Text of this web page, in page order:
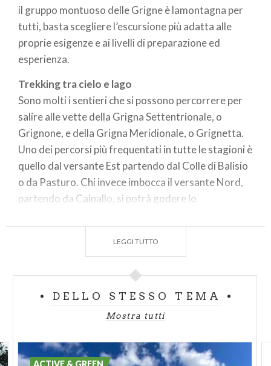
il gruppo montuoso delle Grigne è lamontagna per
tutti, basta scegliere l’escursione più adatta alle
proprie esigenze e ai livelli di preparazione ed
esperienza.
Trekking tra cielo e lago
Sono molti i sentieri che si possono percorrere per
salire alle vette della Grigna Settentrionale, o
Grignone, e della Grigna Meridionale, o Grignetta.
Uno dei percorsi più frequentati in tutte le stagioni è
quello dal versante Est partendo dal Colle di Balisio
o da Pasturo. Chi invece imbocca il versante Nord,
partendo da Cainallo, si potrà godere lo
rifugio Bogani, attraversa la Conca di Moncodeno.
Ovest partendo dal rifugio Bietti, lungo la via del
Guzzi, oppure seguendo il “Caminetto” o
l’emozionante ferrata del Sasso dei Carbonari.
Dai Piani dei Resinelli parte una comoda e piacevole
LEGGI TUTTO
DELLO STESSO TEMA
Mostra tutti
ACTIVE & GREEN